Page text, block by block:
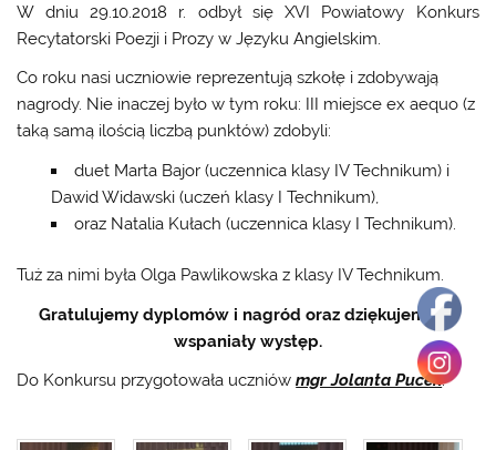
W dniu 29.10.2018 r. odbył się XVI Powiatowy Konkurs
Recytatorski Poezji i Prozy w Języku Angielskim.
Co roku nasi uczniowie reprezentują szkołę i zdobywają
nagrody. Nie inaczej było w tym roku: III miejsce ex aequo (z
taką samą ilością liczbą punktów) zdobyli:
duet Marta Bajor (uczennica klasy IV Technikum) i
Dawid Widawski (uczeń klasy I Technikum),
oraz Natalia Kułach (uczennica klasy I Technikum).
Tuż za nimi była Olga Pawlikowska z klasy IV Technikum.
Gratulujemy dyplomów i nagród oraz dziękujemy za
wspaniały występ.
Do Konkursu przygotowała uczniówmgr Jolanta Pucek.